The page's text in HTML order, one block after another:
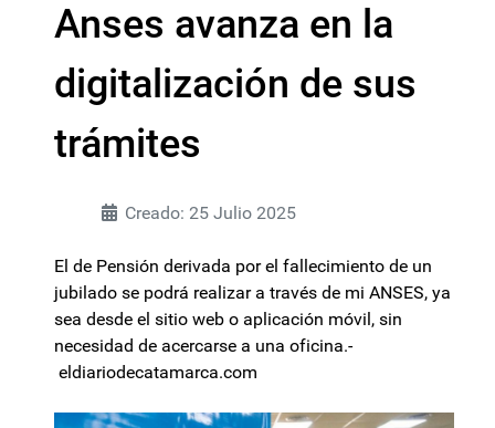
Anses avanza en la
digitalización de sus
trámites
Creado: 25 Julio 2025
El de Pensión derivada por el fallecimiento de un
jubilado se podrá realizar a través de mi ANSES, ya
sea desde el sitio web o aplicación móvil, sin
necesidad de acercarse a una oficina.-
eldiariodecatamarca.com